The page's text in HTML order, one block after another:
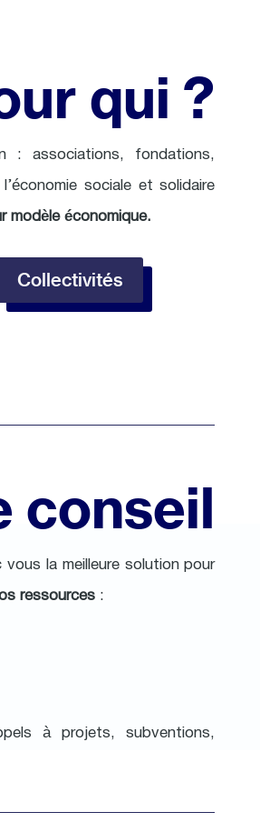
qui ?
: associations, fondations,
sociale et solidaire
modèle économique.
Collectivités
conseil
la meilleure solution pour
ressources :
à projets, subventions,